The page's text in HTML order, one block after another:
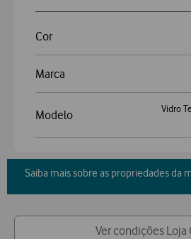
Cor
Marca
Modelo
Vidro
Saiba mais sobre as propriedades da
Ver condições Loja